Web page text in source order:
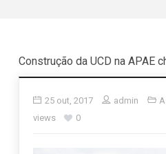
Construção da UCD na APAE
25 out, 2017 admin
views
0